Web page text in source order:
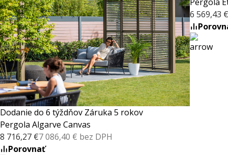
Dodanie do 6 týždňov Záruka 5 rokov
Pergola Algarve Canvas
8 716,27 €7 086,40 € bez DPH
Porovnať
6 569,43